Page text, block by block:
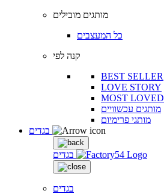
מותגים מובילים
כל המעצבים
קנה לפי
BEST SELLER
LOVE STORY
MOST LOVED
מותגים עכשוויים
מותגי פרימיום
בגדים
בגדים